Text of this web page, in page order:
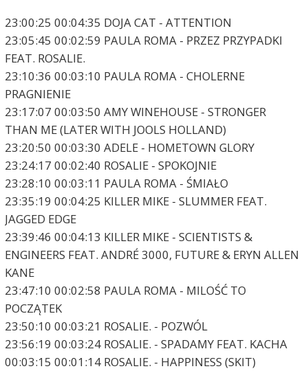
23:00:25 00:04:35 DOJA CAT - ATTENTION
23:05:45 00:02:59 PAULA ROMA - PRZEZ PRZYPADKI
FEAT. ROSALIE.
23:10:36 00:03:10 PAULA ROMA - CHOLERNE
PRAGNIENIE
23:17:07 00:03:50 AMY WINEHOUSE - STRONGER
THAN ME (LATER WITH JOOLS HOLLAND)
23:20:50 00:03:30 ADELE - HOMETOWN GLORY
23:24:17 00:02:40 ROSALIE - SPOKOJNIE
23:28:10 00:03:11 PAULA ROMA - ŚMIAŁO
23:35:19 00:04:25 KILLER MIKE - SLUMMER FEAT.
JAGGED EDGE
23:39:46 00:04:13 KILLER MIKE - SCIENTISTS &
ENGINEERS FEAT. ANDRÉ 3000, FUTURE & ERYN ALLEN
KANE
23:47:10 00:02:58 PAULA ROMA - MILOŚĆ TO
POCZĄTEK
23:50:10 00:03:21 ROSALIE. - POZWÓL
23:56:19 00:03:24 ROSALIE. - SPADAMY FEAT. KACHA
00:03:15 00:01:14 ROSALIE. - HAPPINESS (SKIT)